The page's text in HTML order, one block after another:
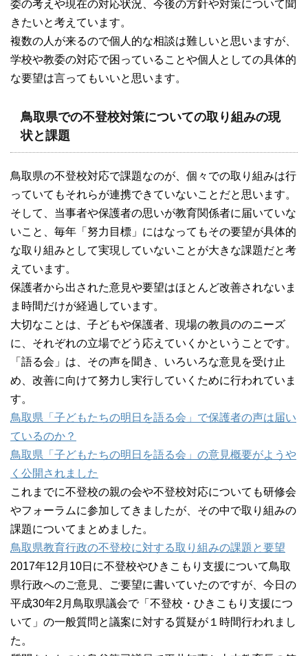
委の考えや現在の対応状況、今後の方針や対策について聞
きたいと考えています。
複数の人が来るので個人的な相談は難しいと思いますが、
学校や教委の対応で困っていることや個人としての具体的
な要望は言ってもいいと思います。
鳥取県での不登校対策についての取り組みの現
状と課題
鳥取県の不登校対応で課題なのが、個々での取り組みは行
っていてもそれらが連携できていないことだと思います。
そして、当事者や保護者の思いが教育関係者に届いていな
いこと、毎年「努力目標」にはなってもその要望が具体的
な取り組みとして実現していないことが大きな課題だと考
えています。
保護者から出された意見や要望はほとんど改善されないま
ま時間だけが経過しています。
大切なことは、子どもや保護者、現場の教員ののニーズ
に、それぞれの立場でどう応えていくかということです。
「語る会」は、その声を聞き、いろいろな意見を受け止
め、改善に向けて努力し実行していくために行われていま
す。
鳥取県「子どもたちの明日を語る会」で保護者の声は届い
ているのか？
鳥取県「子どもたちの明日を語る会」の意見概要がようや
く公開されました
これまでに不登校の親の会や不登校対応についても研修会
やフォーラムに参加してきましたが、その中で取り組みの
課題についてまとめました。
鳥取県教育行政の不登校に対する取り組みの課題と要望
2017年12月10日に不登校やひきこもり支援について鳥取
県行政へのご意見、ご要望に書いていたのですが、今日の
平成30年2月鳥取県議会で「不登校・ひきこもり支援につ
いて」の一般質問と議案に対する質疑が１時間行われまし
た。